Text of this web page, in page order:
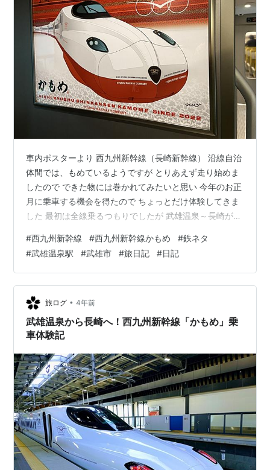
車内ポスターより 西九州新幹線（長崎新幹線） 沿線自治
体間では、もめているようですが とりあえず走り始めま
したので できた物には巻かれてみたいと思い 今年のお正
月に乗車する機会を得たので ちょっとだけ体験してきま
した 最初は全線乗るつもりでしたが 武雄温泉～長崎が片
高速道路なら普通車で片道1390円（ETC・休日割） 距離
的には70キロくらいなので 単純にリッター10キロで計算
しても1200円くらい 車で行けば往復5000円くらいでい
ける距離を さすがに12000円は出せないなあ～と思って
いたところ たまたまこんな記事を見つけました …
#西九州新幹線 #西九州新幹線かもめ #鉄ネタ
#武雄温泉駅 #武雄市 #旅日記 #日記
旅ログ • 4年前
武雄温泉から長崎へ！西九州新幹線「かもめ」乗
車体験記